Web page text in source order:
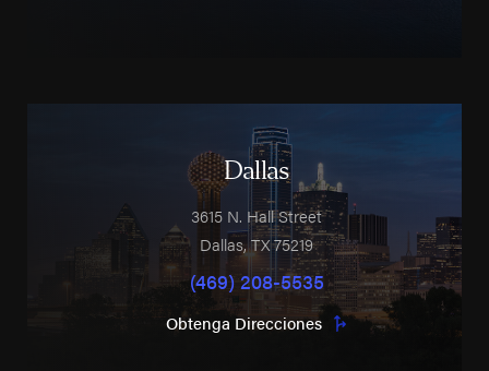
Dallas
3615 N. Hall Street
Dallas,TX75219
(469) 208-5535
Obtenga Direcciones